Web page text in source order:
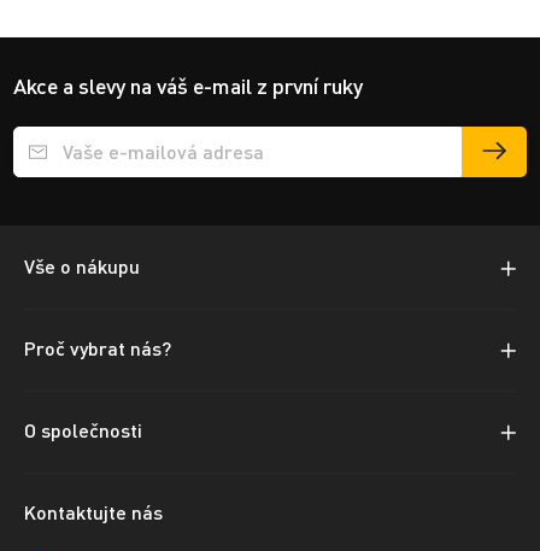
Akce a slevy na váš e-mail z první ruky
Přihlášení e-mailu k odběru
Vše o nákupu
Proč vybrat nás?
O společnosti
Kontaktujte nás